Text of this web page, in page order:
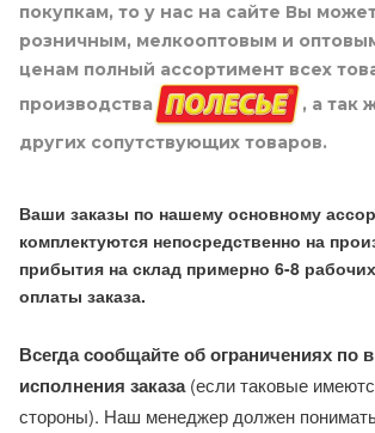
покупкам, то у нас на сайте Вы
розничным, мелкооптовым и
ценам полный ассортимент всех
производства
, а так
других сопутствующих товаров.
Ваши заказы по нашему основному
комплектуются непосредственно на
прибытия на склад примерно 6-8
оплаты заказа.
Всегда сообщайте об ограничениях по
исполнения заказа(если таковые
стороны). Наш менеджер должен